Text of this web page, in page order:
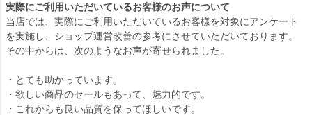
実際にご利用いただいているお客様のお声について
当店では、実際にご利用いただいているお客様を対象にアンケート
を実施し、ショップ運営改善の参考にさせていただいております。
その中からは、次のようなお声が寄せられました。
・とても助かっています。
・欲しい商品のセールもあって、魅力的です。
・これからも良い品質を保ってほしいです。